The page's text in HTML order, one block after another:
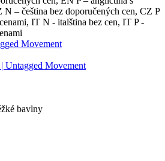
– čeština bez doporučených cen, CZ P
IT N - italština bez cen, IT P -
Movement
Untagged Movement
bavlny